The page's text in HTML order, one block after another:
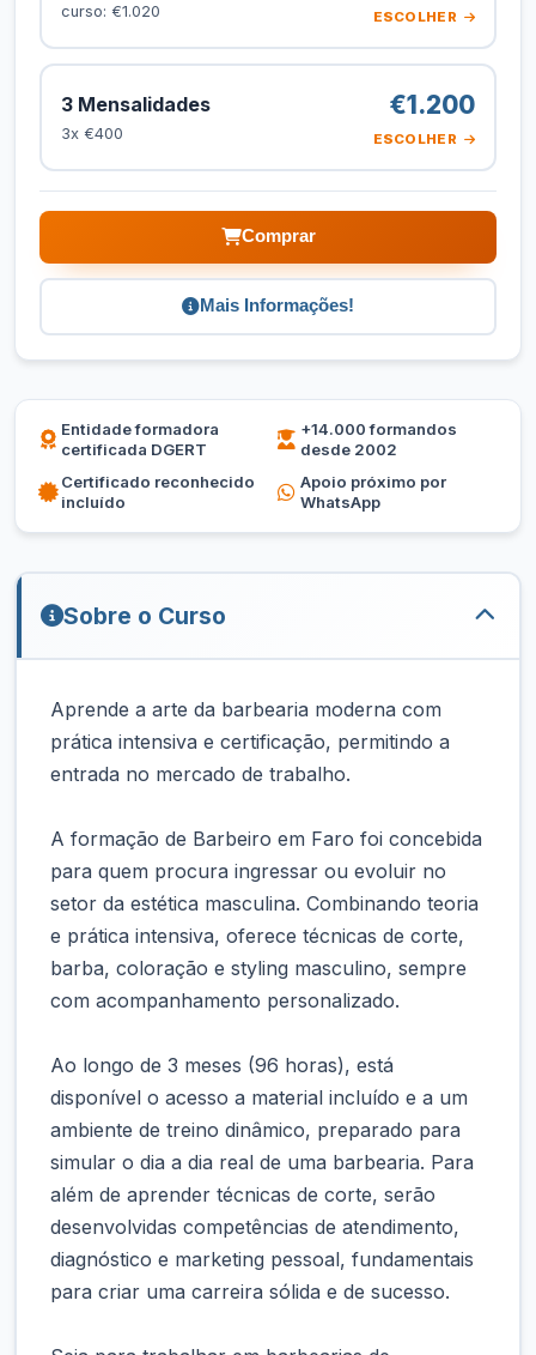
curso: €1.020 ESCOLHER
3 Mensalidades
3x €400
€1.200
ESCOLHER
Comprar
Mais Informações!
Entidade formadora
certificada DGERT
+14.000 formandos
desde 2002
Certificado reconhecido
incluído
Apoio próximo por
WhatsApp
Sobre o Curso
Aprende a arte da barbearia moderna com
prática intensiva e certificação, permitindo a
entrada no mercado de trabalho.
A formação de Barbeiro em Faro foi concebida
para quem procura ingressar ou evoluir no
setor da estética masculina. Combinando teoria
e prática intensiva, oferece técnicas de corte,
barba, coloração e styling masculino, sempre
com acompanhamento personalizado.
Ao longo de 3 meses (96 horas), está
disponível o acesso a material incluído e a um
ambiente de treino dinâmico, preparado para
simular o dia a dia real de uma barbearia. Para
além de aprender técnicas de corte, serão
desenvolvidas competências de atendimento,
diagnóstico e marketing pessoal, fundamentais
para criar uma carreira sólida e de sucesso.